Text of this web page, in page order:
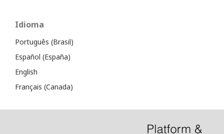
Idioma
Português (Brasil)
Español (España)
English
Français (Canada)